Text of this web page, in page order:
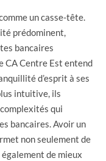
un casse-tête.
prédominent,
bancaires
CA Centre Est entend
d’esprit à ses
intuitive, ils
qui
bancaires. Avoir un
non seulement de
de mieux